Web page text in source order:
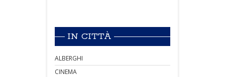
IN CITTÀ
ALBERGHI
CINEMA